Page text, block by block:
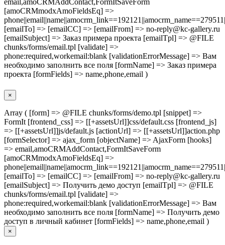
[amoCRMmodxAmoFieldsEq] =>
[emailTo] => [emailCC] => [emailFrom] => no-reply@kc-gallery.ru
[emailSubject] => Заказ примера проекта [emailTpl] => @FILE
chunks/forms/email.tpl [validate] =>
phone:required,workemail:blank [validationErrorMessage] => Вам
необходимо заполнить все поля [formName] => Заказ примера
проекта [formFields] => name,phone,email )
×
Array ( [form] => @FILE chunks/forms/demo.tpl [snippet] =>
FormIt [frontend_css] => [[+assetsUrl]]css/default.css [frontend_js]
=> [[+assetsUrl]]js/default.js [actionUrl] => [[+assetsUrl]]action.php
[formSelector] => ajax_form [objectName] => AjaxForm [hooks]
=> email,amoCRMAddContact,FormItSaveForm
[amoCRMmodxAmoFieldsEq] =>
[emailTo] => [emailCC] => [emailFrom] => no-reply@kc-gallery.ru
[emailSubject] => Получить демо доступ [emailTpl] => @FILE
chunks/forms/email.tpl [validate] =>
phone:required,workemail:blank [validationErrorMessage] => Вам
необходимо заполнить все поля [formName] => Получить демо
доступ в личный кабинет [formFields] => name,phone,email )
×